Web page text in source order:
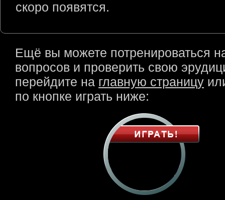
скоро появятся.
Ещё вы можете потренироваться
вопросов и проверить свою
перейдите на главную страницу
по кнопке играть ниже: